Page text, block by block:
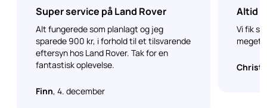
Super service på Land Rover
Alt fungerede som planlagt og jeg
sparede 900 kr, i forhold til et tilsvarende
eftersyn hos Land Rover. Tak for en
fantastisk oplevelse.
Finn, 4. december
Altid
Vi fik
meget